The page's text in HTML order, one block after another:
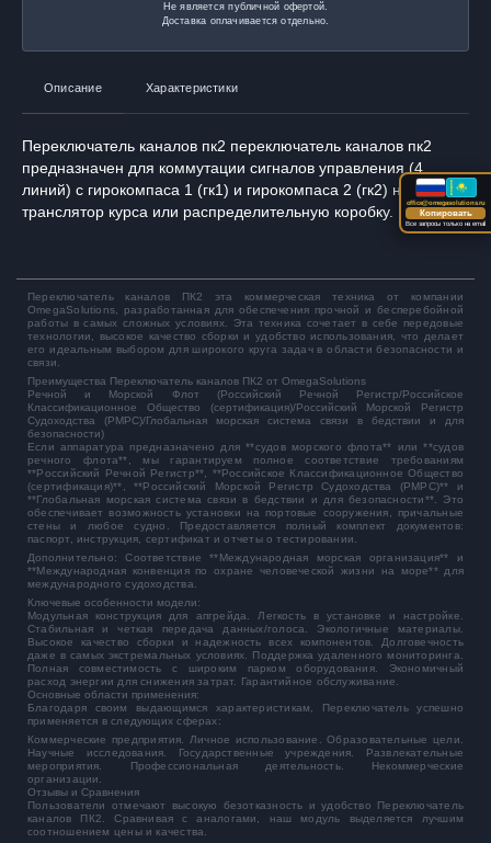
Не является публичной офертой.
Доставка оплачивается отдельно.
Описание Характеристики
Переключатель каналов пк2 переключатель каналов пк2
предназначен для коммутации сигналов управления (4
линий) с гирокомпаса 1 (гк1) и гирокомпаса 2 (гк2) на
транслятор курса или распределительную коробку.
Переключатель каналов ПК2
эта коммерческая техника от компании
OmegaSolutions, разработанная для обеспечения прочной и бесперебойной
работы в самых сложных условиях. Эта техника сочетает в себе передовые
технологии, высокое качество сборки и удобство использования, что делает
его идеальным выбором для широкого круга задач в области безопасности и
связи.
Преимущества Переключатель каналов ПК2 от OmegaSolutions
Речной и Морской Флот (Российский Речной Регистр/Российское
Классификационное Общество (сертификация)/Российский Морской Регистр
Судоходства (РМРС)/Глобальная морская система связи в бедствии и для
безопасности)
Если аппаратура предназначено для **судов морского флота** или **судов
речного флота**, мы гарантируем полное соответствие требованиям
**Российский Речной Регистр**, **Российское Классификационное Общество
(сертификация)**, **Российский Морской Регистр Судоходства (РМРС)** и
**Глобальная морская система связи в бедствии и для безопасности**. Это
обеспечивает возможность установки на портовые сооружения, причальные
стены и любое судно. Предоставляется полный комплект документов:
паспорт, инструкция, сертификат и отчеты о тестировании.
Дополнительно: Соответствие **Международная морская организация** и
**Международная конвенция по охране человеческой жизни на море** для
международного судоходства.
Ключевые особенности модели:
Модульная конструкция для апгрейда. Легкость в установке и настройке.
Стабильная и четкая передача данных/голоса. Экологичные материалы.
Высокое качество сборки и надежность всех компонентов. Долговечность
даже в самых экстремальных условиях. Поддержка удаленного мониторинга.
Полная совместимость с широким парком оборудования. Экономичный
расход энергии для снижения затрат. Гарантийное обслуживание.
Основные области применения:
Благодаря своим выдающимся характеристикам, Переключатель успешно
применяется в следующих сферах:
Коммерческие предприятия. Личное использование. Образовательные цели.
Научные исследования. Государственные учреждения. Развлекательные
мероприятия. Профессиональная деятельность. Некоммерческие
организации.
Отзывы и Сравнения
Пользователи отмечают высокую безотказность и удобство Переключатель
каналов ПК2. Сравнивая с аналогами, наш модуль выделяется лучшим
соотношением цены и качества.
office@omegasolutions.ru
Копировать
Все запросы только на email